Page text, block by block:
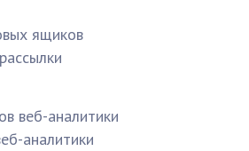
ящиков
веб-аналитики
аналитики